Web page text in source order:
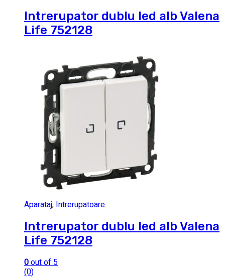
Intrerupator dublu led alb Valena
Life 752128
Aparataj, Intrerupatoare
Intrerupator dublu led alb Valena
Life 752128
0 out of 5
(0)